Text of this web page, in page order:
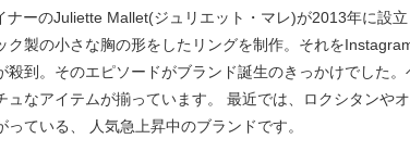
ーのJuliette Mallet(ジュリエット・マレ)が2013年に設
製の小さな胸の形をしたリングを制作。それを
到。そのエピソードがブランド誕生のきっかけでした
なアイテムが揃っています。 最近では、ロクシタンや
ている、 人気急上昇中のブランドです。